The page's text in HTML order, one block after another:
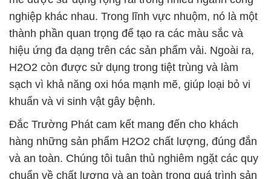
và an toàn. Chúng tôi tuân thủ nghiêm ngặt các quy
chuẩn về chất lượng và an toàn trong quá trình sản
xuất và phân phối sản phẩm. Sự đầu tư trong công
nghệ và quy trình sản xuất hiện đại của chúng tôi
đảm bảo rằng bạn có thể hoàn toàn tin tưởng vào
sự ổn định và hiệu suất của H2O2 mà chúng tôi
Với chúng tôi, chất lượng không chỉ là mục tiêu, mà
còn là tôn chỉ. Chúng tôi luôn nỗ lực để đảm bảo
rằng sản phẩm của chúng tôi luôn đáp ứng được